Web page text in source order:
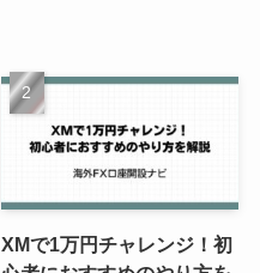
XMで1万円チャレンジ！初